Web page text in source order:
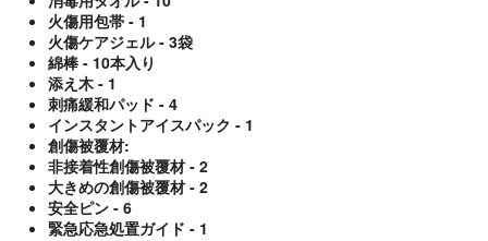
火傷用包帯 - 1
火傷ケアジェル - 3袋
綿棒 - 10本入り
添え木 - 1
刺痛緩和パッド - 4
インスタントアイスパック - 1
創傷被覆材:
非接着性創傷被覆材 - 2
大きめの創傷被覆材 - 2
安全ピン - 6
緊急応急処置ガイド - 1